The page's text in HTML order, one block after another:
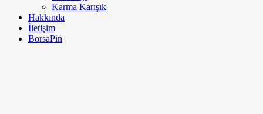
Karma Karışık
Hakkında
İletişim
BorsaPin